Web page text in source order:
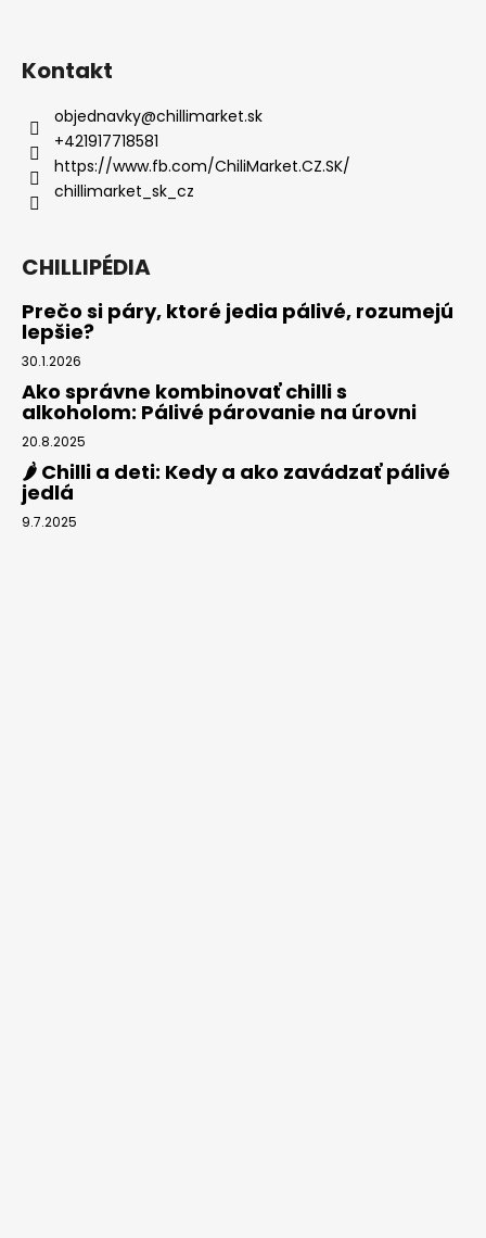
Kontakt
objednavky@chillimarket.sk
+421917718581
https://www.fb.com/ChiliMarket.CZ.SK/
chillimarket_sk_cz
CHILLIPÉDIA
Prečo si páry, ktoré jedia pálivé, rozumejú
lepšie?
30.1.2026
Ako správne kombinovať chilli s
alkoholom: Pálivé párovanie na úrovni
20.8.2025
🌶️ Chilli a deti: Kedy a ako zavádzať pálivé
jedlá
9.7.2025